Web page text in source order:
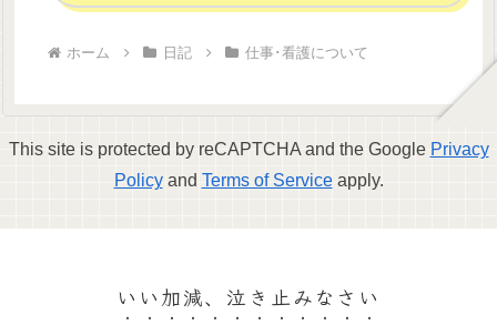
ホーム 日記 仕事･看護について
This site is protected by reCAPTCHA and the Google Privacy
Policyand Terms of Serviceapply.
いい加減、泣き止みなさい